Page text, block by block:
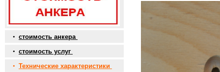
• стоимость анкера
• стоимость услуг
• Технические характеристики